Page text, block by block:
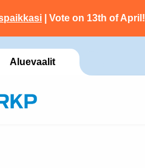
| Vote on 13th of April!
Aluevaalit